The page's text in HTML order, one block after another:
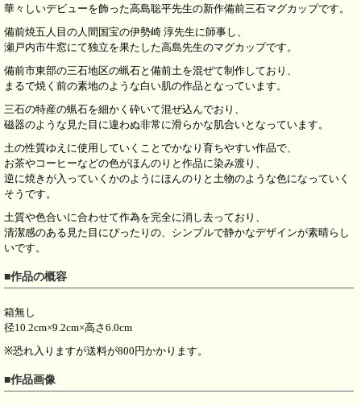
華々しいデビューを飾った高島聡平先生の新作備前三石マグカップです。
備前焼五人目の人間国宝の伊勢崎 淳先生に師事し、
瀬戸内市牛窓にて独立を果たした高島先生のマグカップです。
備前市東部の三石地区の蝋石と備前土を混ぜて制作しており、
まるで焼く前の素地のような白い肌の作品となっています。
三石の特産の蝋石を細かく砕いて混ぜ込んでおり、
磁器のような見た目に違わぬ非常に滑らかな肌合いとなっています。
土の性質ゆえに使用していくことでかなり育ちやすい作品で、
お茶やコーヒーなどの色がほんのりと作品に染み渡り、
逆に焼きが入っていくかのようにほんのりと土物のような色になっていく
そうです。
土質や色合いに合わせて作為を完全に消し去っており、
清潔感のある見た目にぴったりの、シンプルで静かなデザインが素晴らし
いです。
■作品の概容
箱無し
径10.2cm×9.2cm×高さ6.0cm
※恐れ入りますが送料が800円かかります。
■作品画像